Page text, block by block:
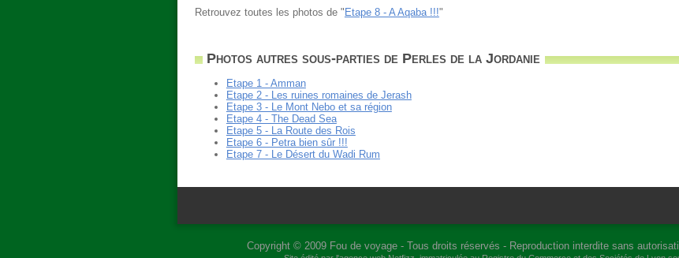
Retrouvez toutes les photos de "Etape 8 - A Aqaba !!!"
Photos autres sous-parties de Perles de la Jordanie
Etape 1 - Amman
Etape 2 - Les ruines romaines de Jerash
Etape 3 - Le Mont Nebo et sa région
Etape 4 - The Dead Sea
Etape 5 - La Route des Rois
Etape 6 - Petra bien sûr !!!
Etape 7 - Le Désert du Wadi Rum
Copyright © 2009 Fou de voyage- Tous droits réservés - Reproduction interdite sans